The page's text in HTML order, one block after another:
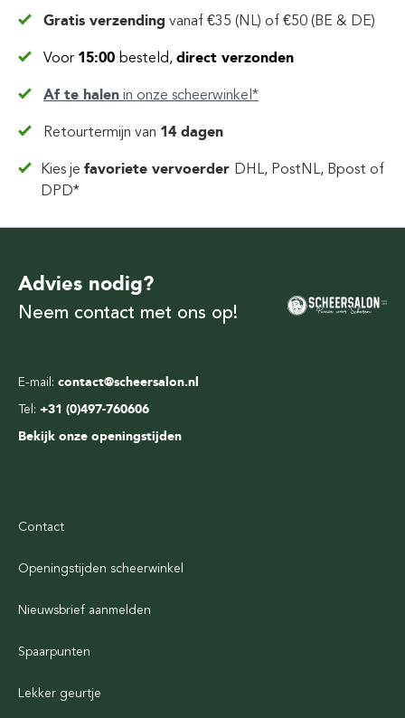
Gratis verzending vanaf €35 (NL) of €50 (BE & DE)
Voor 15:00 besteld, direct verzonden
Af te halen in onze scheerwinkel*
Retourtermijn van 14 dagen
Kies jefavoriete vervoerder DHL, PostNL, Bpost of
DPD*
E-mail: contact@scheersalon.nl
Tel: +31 (0)497-760606
Bekijk onze openingstijden
Advies nodig?
Neem contact met ons op!
Contact
Openingstijden scheerwinkel
Nieuwsbrief aanmelden
Spaarpunten
Lekker geurtje